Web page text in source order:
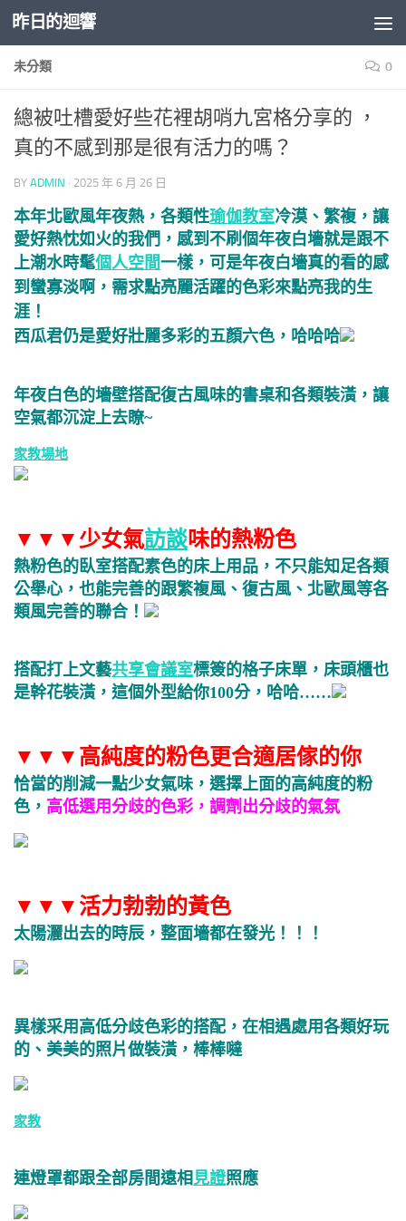
Skip to content
昨日的迴響
未分類 0
總被吐槽愛好些花裡胡哨九宮格分享的 ，
真的不感到那是很有活力的嗎？
BY ADMIN · 2025 年 6 月 26 日
本年北歐風年夜熱，各類性瑜伽教室冷漠、繁複，讓
愛好熱忱如火的我們，感到不刷個年夜白墻就是跟不
上潮水時髦個人空間一樣， 可是年夜白墻真的看的感
到蠻寡淡啊，需求點亮麗活躍的色彩來點亮我的生
涯！
西瓜君仍是愛好壯麗多彩的五顏六色，哈哈哈
年夜白色的墻壁搭配復古風味的書桌和各類裝潢，讓
空氣都沉淀上去瞭~
家教場地
▼ ▼ ▼少女氣訪談味的熱粉色
熱粉色的臥室搭配素色的床上用品，不只能知足各類
公舉心， 也能完善的跟繁複風、復古風、北歐風等各
類風完善的聯合！
搭配打上文藝共享會議室標簽的格子床單，床頭櫃也
是幹花裝潢，這個外型給你100分，哈哈……
▼ ▼ ▼高純度的粉色更合適居傢的你
恰當的削減一點少女氣味，選擇上面的高純度的粉
色， 高低選用分歧的色彩，調劑出分歧的氣氛
▼ ▼ ▼活力勃勃的黃色
太陽灑出去的時辰，整面墻都在發光！！！
異樣采用高低分歧色彩的搭配，在相遇處用各類好玩
的、美美的照片做裝潢，棒棒噠
家教
連燈罩都跟全部房間遠相見證照應